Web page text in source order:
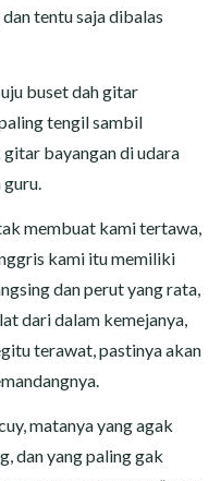
tentu saja dibalas
buset dah gitar
tengil sambil
bayangan di udara
guru.
membuat kami tertawa,
kami itu memiliki
dan perut yang rata,
dari dalam kemejanya,
terawat, pastinya akan
matanya yang agak
dan yang paling gak